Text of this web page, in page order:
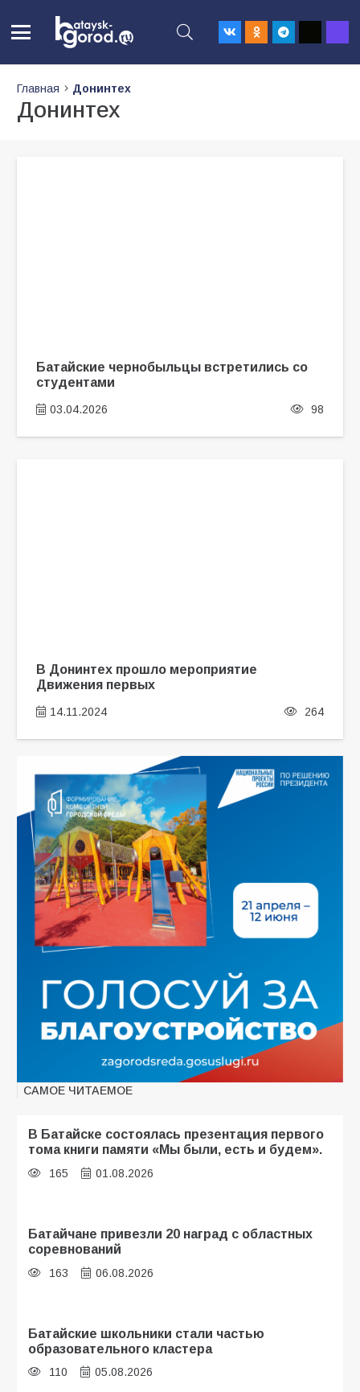
Главная Донинтех
Донинтех
Батайские чернобыльцы встретились со
студентами
03.04.2026 98
В Донинтех прошло мероприятие
Движения первых
14.11.2024 264
САМОЕ ЧИТАЕМОЕ
В Батайске состоялась презентация первого
тома книги памяти «Мы были, есть и будем».
165 01.08.2026
Батайчане привезли 20 наград с областных
соревнований
163 06.08.2026
Батайские школьники стали частью
образовательного кластера
110 05.08.2026